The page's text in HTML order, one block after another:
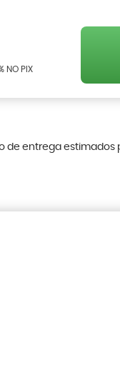
NO PIX
de entrega estimados